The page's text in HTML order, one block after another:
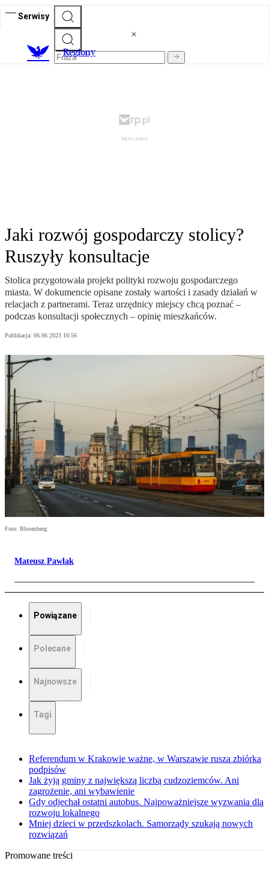
Serwisy
Regiony
Jaki rozwój gospodarczy stolicy?
Ruszyły konsultacje
Stolica przygotowała projekt polityki rozwoju gospodarczego
miasta. W dokumencie opisane zostały wartości i zasady działań w
relacjach z partnerami. Teraz urzędnicy miejscy chcą poznać –
podczas konsultacji społecznych – opinię mieszkańców.
Publikacja: 06.06.2023 16:56
Foto: Bloomberg
Mateusz Pawlak
Powiązane
Polecane
Najnowsze
Tagi
Referendum w Krakowie ważne, w Warszawie rusza zbiórka
podpisów
Jak żyją gminy z największą liczbą cudzoziemców. Ani
zagrożenie, ani wybawienie
Gdy odjechał ostatni autobus. Najpoważniejsze wyzwania dla
rozwoju lokalnego
Mniej dzieci w przedszkolach. Samorządy szukają nowych
rozwiązań
Promowane treści